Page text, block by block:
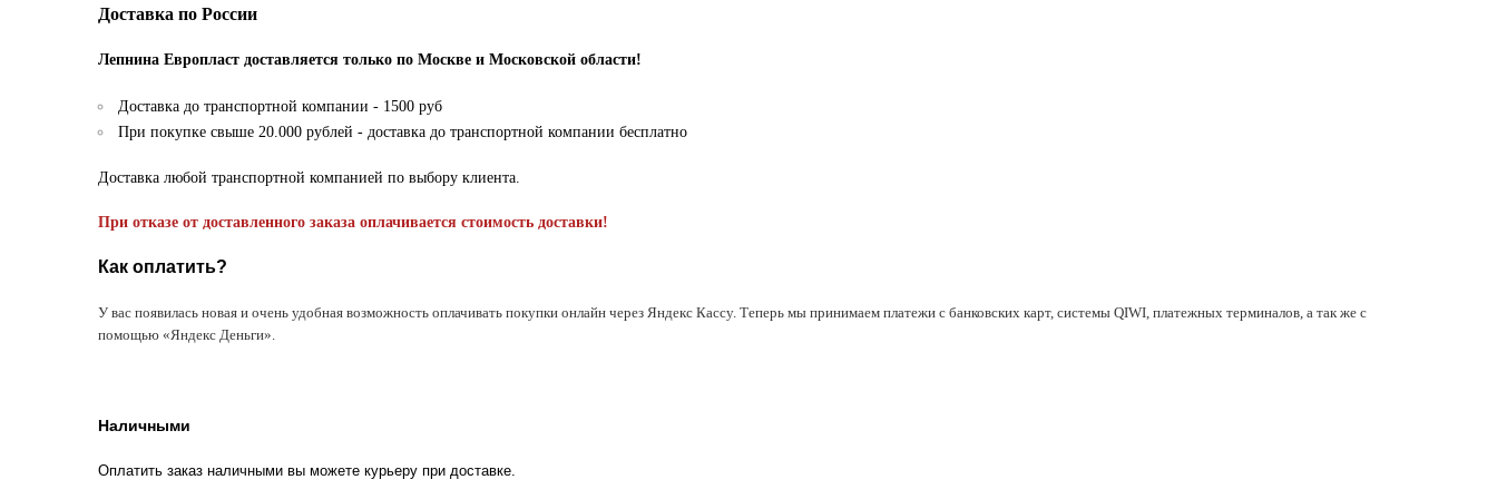
Доставка по России
Лепнина Европласт доставляется только по Москве и Московской области!
Доставка до транспортной компании - 1500 руб
При покупке свыше 20.000 рублей - доставка до транспортной компании бесплатно
Доставка любой транспортной компанией по выбору клиента.
При отказе от доставленного заказа оплачивается стоимость доставки!
Как оплатить?
У вас появилась новая и очень удобная возможность оплачивать покупки онлайн через Яндекс Кассу. Теперь мы принимаем платежи с банковских карт, системы QIWI, платежных терминалов, а так же с
помощью «Яндекс Деньги».
Наличными
Оплатить заказ наличными вы можете курьеру при доставке.